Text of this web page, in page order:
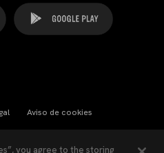
Aviso de cookies
you agree to the storing